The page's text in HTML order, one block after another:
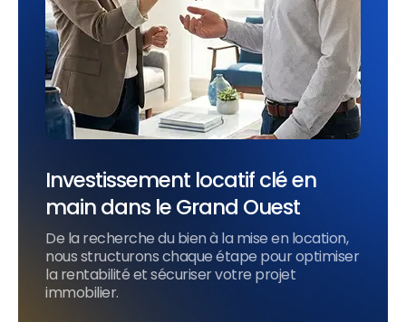
Investissement locatif clé en
main dans le Grand Ouest
De la recherche du bien à la mise en location,
nous structurons chaque étape pour optimiser
la rentabilité et sécuriser votre projet
immobilier.